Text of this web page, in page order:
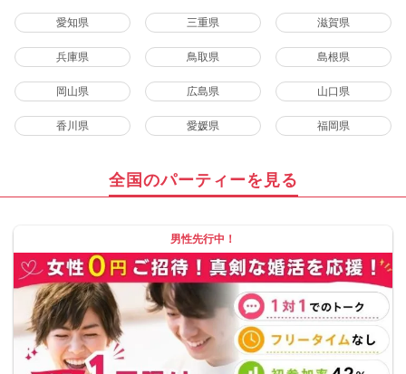
愛知県 三重県 滋賀県
兵庫県 鳥取県 島根県
岡山県 広島県 山口県
香川県 愛媛県 福岡県
全国のパーティーを見る
男性先行中！